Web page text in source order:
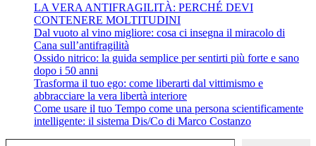
LA VERA ANTIFRAGILITÀ: PERCHÉ DEVI
CONTENERE MOLTITUDINI
Dal vuoto al vino migliore: cosa ci insegna il miracolo di
Cana sull’antifragilità
Ossido nitrico: la guida semplice per sentirti più forte e sano
dopo i 50 anni
Trasforma il tuo ego: come liberarti dal vittimismo e
abbracciare la vera libertà interiore
Come usare il tuo Tempo come una persona scientificamente
intelligente: il sistema Dis/Co di Marco Costanzo
Digita la tua e-mail...